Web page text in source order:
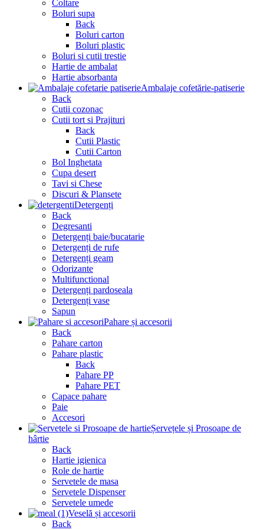
Coltare
Boluri supa
Back
Boluri carton
Boluri plastic
Boluri si cutii trestie
Hartie de ambalat
Hartie absorbanta
Ambalaje cofetărie-patiserie
Back
Cutii cozonac
Cutii tort si Prajituri
Back
Cutii Plastic
Cutii Carton
Bol Inghetata
Cupa desert
Tavi si Chese
Discuri & Plansete
Detergenți
Back
Degresanti
Detergenți baie/bucatarie
Detergenți de rufe
Detergenți geam
Odorizante
Multifunctional
Detergenți pardoseala
Detergenți vase
Sapun
Pahare și accesorii
Back
Pahare carton
Pahare plastic
Back
Pahare PP
Pahare PET
Capace pahare
Paie
Accesori
Șervețele și Prosoape de
hârtie
Back
Hartie igienica
Role de hartie
Servetele de masa
Servetele Dispenser
Servetele umede
Veselă și accesorii
Back